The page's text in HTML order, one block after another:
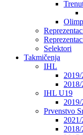
Selektori
Takmičenja
IHL
IHL U19
Prvenstvo